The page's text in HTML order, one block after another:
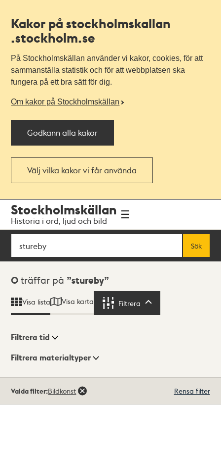
Kakor på stockholmskallan
.stockholm.se
På Stockholmskällan använder vi kakor, cookies, för att
sammanställa statistik och för att webbplatsen ska
fungera på ett bra sätt för dig.
Om kakor på Stockholmskällan
Godkänn alla kakor
Välj vilka kakor vi får använda
navigationen
huvudinnehållet
Stockholmskällan
Historia i ord, ljud och bild
Sök
Sök
Sökresultat
0 träffar på stureby
Visa lista Visa karta Filtrera
Visningsläge
Filtrera tid
Filtrera materialtyper
träffar
Valda filter:Bildkonst Rensa filter